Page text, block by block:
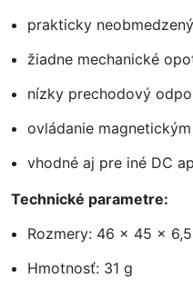
prakticky
žiadne mechanické
nízky prechodový
ovládanie
vhodné aj pre iné DC
Technické parametre:
Rozmery: 46 × 45 ×
Hmotnosť: 31 g